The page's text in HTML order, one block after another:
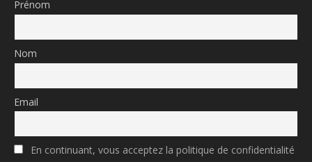
Prénom
Nom
Email
En continuant, vous acceptez la politique de confidentialité